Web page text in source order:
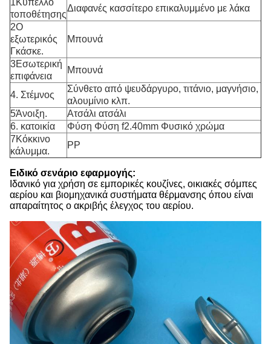
1Κύπελλο
τοποθέτησης
Διαφανές κασσίτερο επικαλυμμένο με λάκα
2Ο
εξωτερικός
Γκάσκε.
Μπουνά
3Εσωτερική
επιφάνεια
Μπουνά
4. Στέμνος
Σύνθετο από ψευδάργυρο, τιτάνιο, μαγνήσιο,
αλουμίνιο κλπ.
5Άνοιξη.
Ατσάλι ατσάλι
6. κατοικία
Φύση Φύση f2.40mm Φυσικό χρώμα
7Κόκκινο
κάλυμμα.
PP
Ειδικό σενάριο εφαρμογής:
Ιδανικό για χρήση σε εμπορικές κουζίνες, οικιακές σόμπες
αερίου και βιομηχανικά συστήματα θέρμανσης όπου είναι
απαραίτητος ο ακριβής έλεγχος του αερίου.